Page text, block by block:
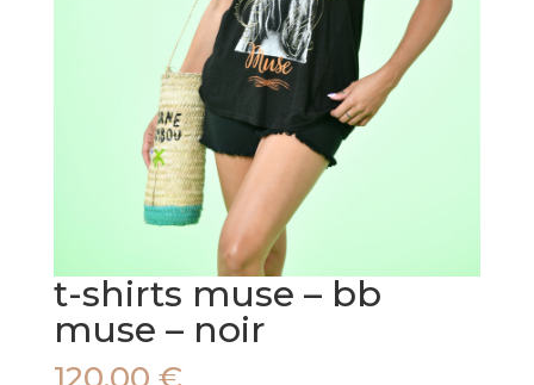
t-shirts muse – bb
muse – noir